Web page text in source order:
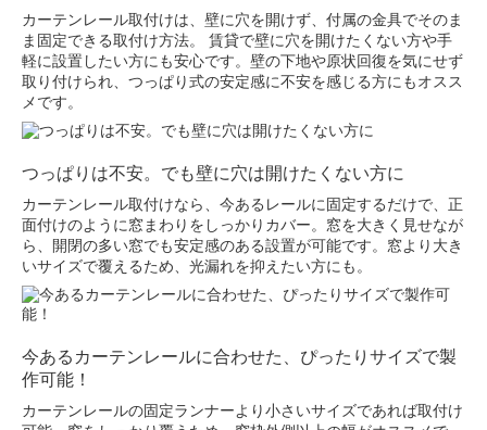
カーテンレール取付けは、壁に穴を開けず、付属の金具でそのま
ま固定できる取付け方法。 賃貸で壁に穴を開けたくない方や手
軽に設置したい方にも安心です。壁の下地や原状回復を気にせず
取り付けられ、つっぱり式の安定感に不安を感じる方にもオスス
メです。
つっぱりは不安。でも壁に穴は開けたくない方に
カーテンレール取付けなら、今あるレールに固定するだけで、正
面付けのように窓まわりをしっかりカバー。窓を大きく見せなが
ら、開閉の多い窓でも安定感のある設置が可能です。窓より大き
いサイズで覆えるため、光漏れを抑えたい方にも。
今あるカーテンレールに合わせた、ぴったりサイズで製
作可能！
カーテンレールの固定ランナーより小さいサイズであれば取付け